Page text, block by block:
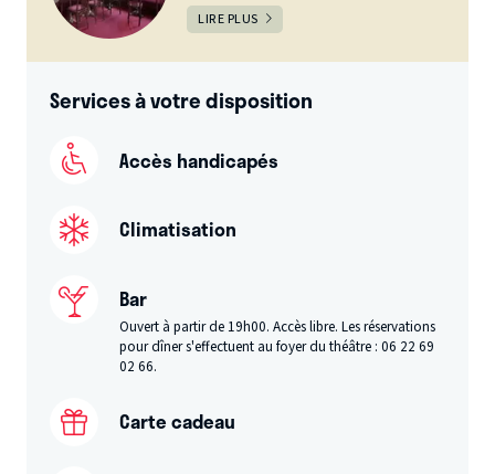
LIRE PLUS
Services à votre disposition
Accès handicapés
Climatisation
Bar
Ouvert à partir de 19h00. Accès libre. Les réservations
pour dîner s'effectuent au foyer du théâtre : 06 22 69
02 66.
Carte cadeau